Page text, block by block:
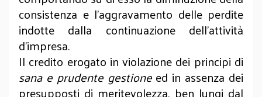
consistenza e l’aggravamento delle perdite
indotte dalla continuazione dell’attività
d’impresa.
Il credito erogato in violazione dei principi di
sana e prudente gestioneed in assenza dei